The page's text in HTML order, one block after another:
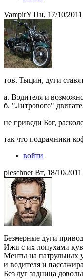
VampirY Пн, 17/10/
тов. Тыцин, дуги
а. Водителя и
б. "Литрового"
не приведи Бог,
так что подрамники
войти
pleschner Вт, 18/10/
Безмерные дуги
Ижи с их лопухами
Менты на патрульных
и водителя и
Без дуг задница